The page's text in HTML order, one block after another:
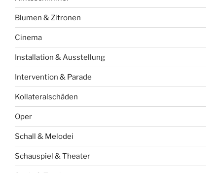
Blumen & Zitronen
Cinema
Installation & Ausstellung
Intervention & Parade
Kollateralschäden
Oper
Schall & Melodei
Schauspiel & Theater